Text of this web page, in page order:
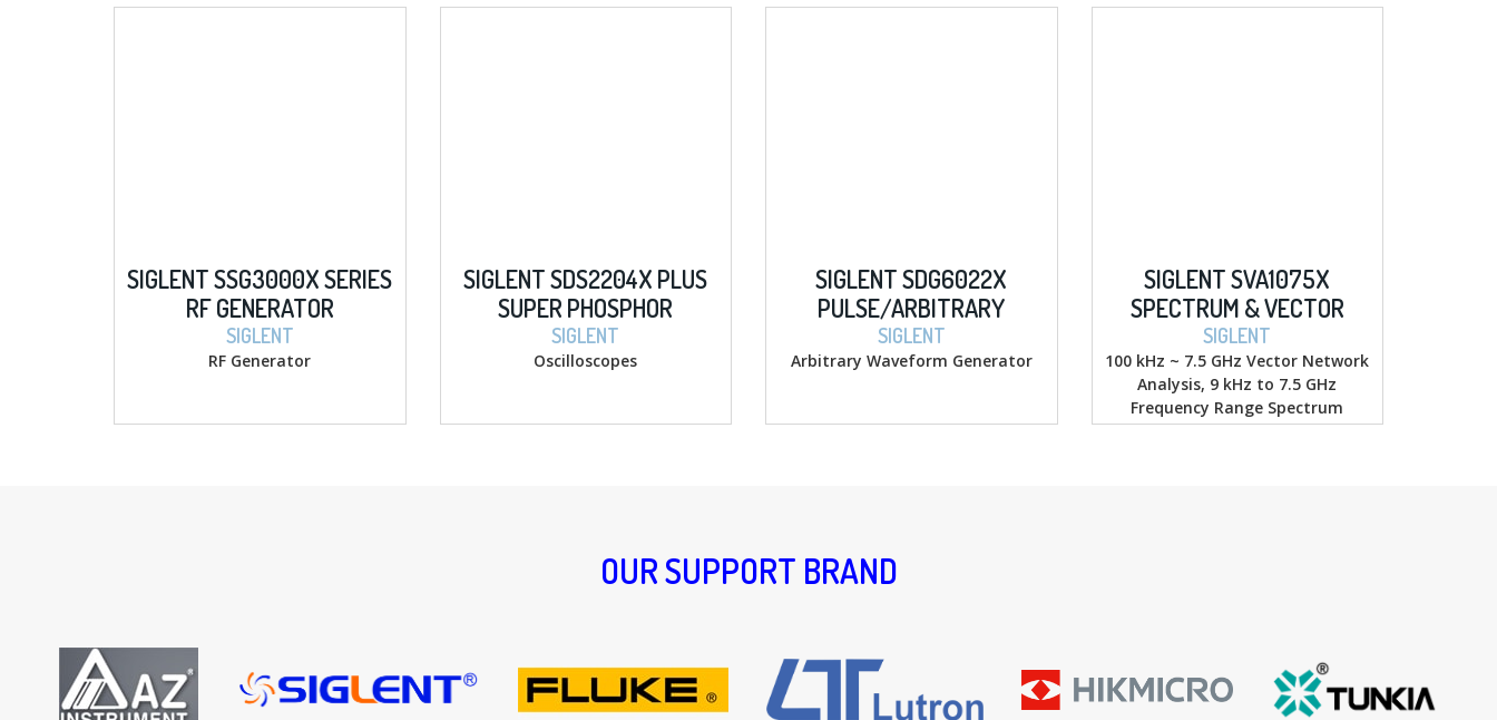
SIGLENT SSG3000X SERIES
RF GENERATOR
SIGLENT
RF Generator
SIGLENT SDS2204X PLUS
SUPER PHOSPHOR
OSCILLOSCOPES
SIGLENT
Oscilloscopes
SIGLENT SDG6022X
PULSE/ARBITRARY
WAVEFORM GENERATOR
SIGLENT
Arbitrary Waveform Generator
SIGLENT SVA1075X
SPECTRUM & VECTOR
NETWORK ANALYZERS
SIGLENT
100 kHz ~ 7.5 GHz Vector Network
Analysis, 9 kHz to 7.5 GHz
Frequency Range Spectrum
Analyzer
OUR SUPPORT BRAND